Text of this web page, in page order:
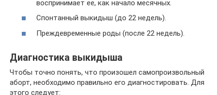
воспринимает ее, как начало месячных.
Спонтанный выкидыш (до 22 недель).
Преждевременные роды (после 22 недель).
Диагностика выкидыша
Чтобы точно понять, что произошел самопроизвольный
аборт, необходимо правильно его диагностировать. Для
этого следует: